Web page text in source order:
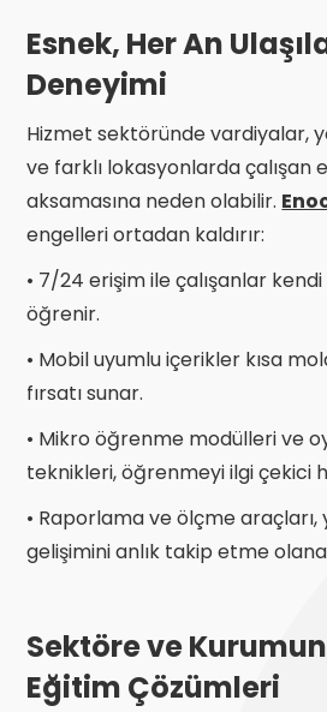
Esnek, Her An
Deneyimi
Hizmet sektöründe vardiyalar,
ve farklı lokasyonlarda
aksamasına neden olabilir.
engelleri ortadan kaldırır:
• 7/24 erişim ile çalışanlar
öğrenir.
• Mobil uyumlu içerikler kısa
fırsatı sunar.
• Mikro öğrenme modülleri ve
teknikleri, öğrenmeyi ilgi çekici
• Raporlama ve ölçme
gelişimini anlık takip etme
Sektöre ve
Eğitim Çözümleri